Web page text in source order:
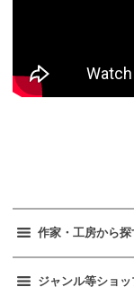
作家・工房から探
ジャンル等ショ